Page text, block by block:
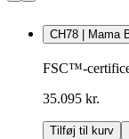
CH78 | Mama
FSC™-
35.095 kr.
Tilføj til kurv